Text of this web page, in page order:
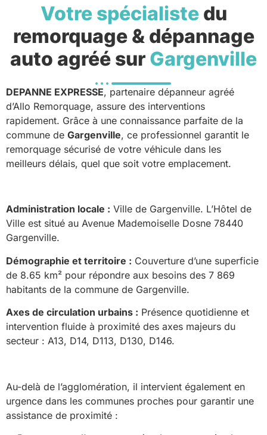
Votre spécialistedu
remorquage & dépannage
auto agréé sur Gargenville
DEPANNE EXPRESSE, partenaire dépanneur agréé
d’Allo Remorquage, assure des interventions
rapidement. Grâce à une connaissance parfaite de la
commune de Gargenville, ce professionnel garantit le
remorquage sécurisé de votre véhicule dans les
meilleurs délais, quel que soit votre emplacement.
Administration locale : Ville de Gargenville. L’Hôtel de
Ville est situé au Avenue Mademoiselle Dosne 78440
Gargenville.
Démographie et territoire : Couverture d’une superficie
de 8.65 km² pour répondre aux besoins des 7 869
habitants de la commune de Gargenville.
Axes de circulation urbains : Présence quotidienne et
intervention fluide à proximité des axes majeurs du
secteur : A13, D14, D113, D130, D146.
Au-delà de l’agglomération, il intervient également en
urgence dans les communes proches pour garantir une
assistance de proximité :